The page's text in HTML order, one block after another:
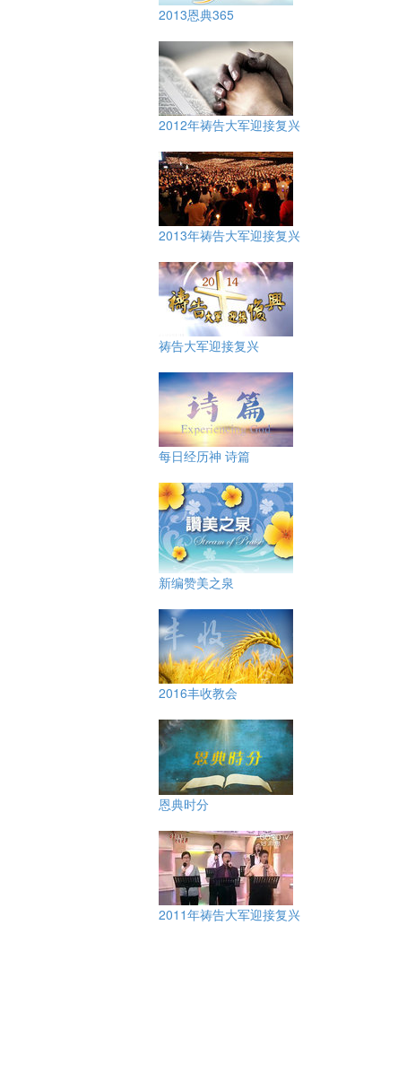
2013恩典365
2012年祷告大军迎接复兴
2013年祷告大军迎接复兴
祷告大军迎接复兴
每日经历神 诗篇
新编赞美之泉
2016丰收教会
恩典时分
2011年祷告大军迎接复兴